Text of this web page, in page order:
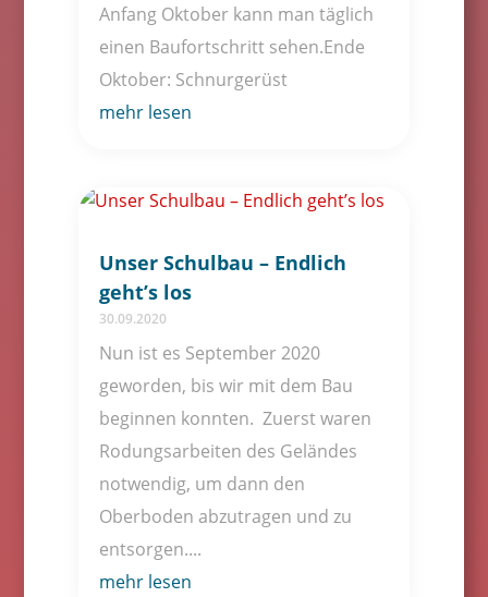
Anfang Oktober kann man täglich
einen Baufortschritt sehen.Ende
Oktober: Schnurgerüst
mehr lesen
Unser Schulbau – Endlich
geht’s los
30.09.2020
Nun ist es September 2020
geworden, bis wir mit dem Bau
beginnen konnten. Zuerst waren
Rodungsarbeiten des Geländes
notwendig, um dann den
Oberboden abzutragen und zu
entsorgen....
mehr lesen